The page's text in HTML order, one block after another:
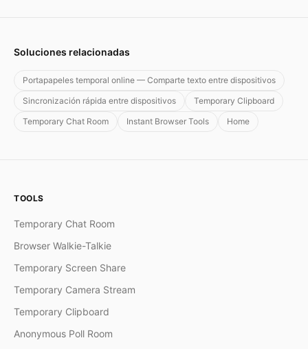
Soluciones relacionadas
Portapapeles temporal online — Comparte texto entre dispositivos
Sincronización rápida entre dispositivos
Temporary Clipboard
Temporary Chat Room
Instant Browser Tools Home
TOOLS
Temporary Chat Room
Browser Walkie-Talkie
Temporary Screen Share
Temporary Camera Stream
Temporary Clipboard
Anonymous Poll Room